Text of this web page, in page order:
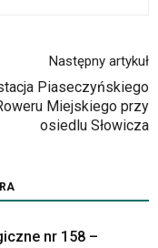
Następny artykuł
Piaseczyńskiego
Miejskiego przy
osiedlu Słowicza
nr 158 –